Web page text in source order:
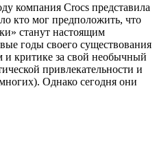
компания Crocs представила
кто мог предположить, что
станут настоящим
годы своего существования
и критике за свой необычный
привлекательности и
Однако сегодня они